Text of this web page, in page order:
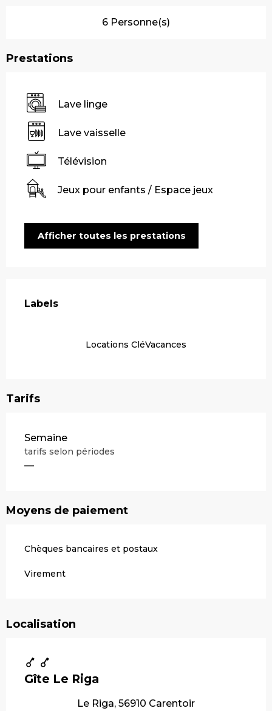
6 Personne(s)
Prestations
Lave linge
Lave vaisselle
Télévision
Jeux pour enfants / Espace jeux
Afficher toutes les prestations
Labels
Labels
Locations CléVacances
Tarifs
Tarifs 2026
Semaine
tarifs selon périodes
—
Moyens de paiement
Chèques bancaires et postaux
Virement
Localisation
Gîte Le Riga
Le Riga, 56910 Carentoir